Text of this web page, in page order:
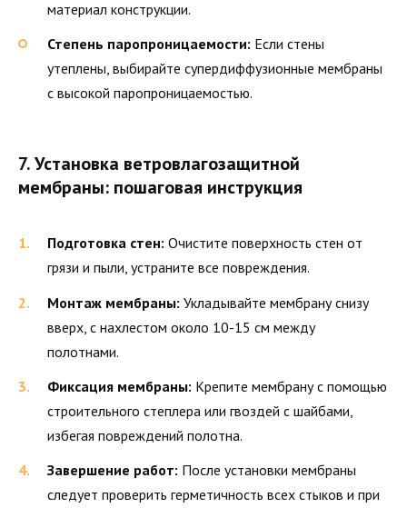
материал конструкции.
Степень паропроницаемости: Если стены
утеплены, выбирайте супердиффузионные мембраны
с высокой паропроницаемостью.
7. Установка ветровлагозащитной
мембраны: пошаговая инструкция
Подготовка стен: Очистите поверхность стен от
грязи и пыли, устраните все повреждения.
Монтаж мембраны: Укладывайте мембрану снизу
вверх, с нахлестом около 10-15 см между
полотнами.
Фиксация мембраны: Крепите мембрану с помощью
строительного степлера или гвоздей с шайбами,
избегая повреждений полотна.
Завершение работ: После установки мембраны
следует проверить герметичность всех стыков и при